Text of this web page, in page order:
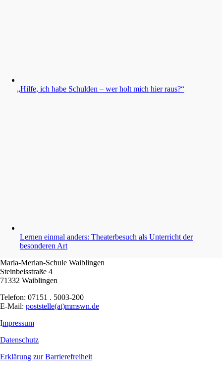
„Hilfe, ich habe Schulden – wer holt mich hier raus?“
Lernen einmal anders: Theaterbesuch als Unterricht der
besonderen Art
Maria-Merian-Schule Waiblingen
Steinbeisstraße 4
71332 Waiblingen
Telefon: 07151 . 5003-200
E-Mail: poststelle(at)mmswn.de
Impressum
Datenschutz
Erklärung zur Barrierefreiheit